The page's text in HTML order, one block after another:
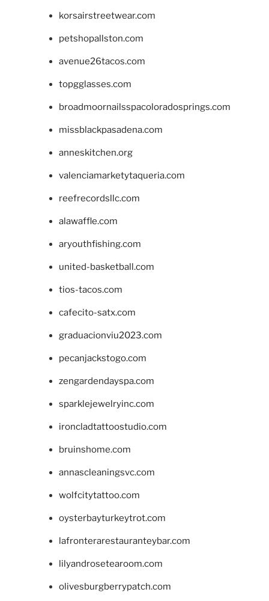
korsairstreetwear.com
petshopallston.com
avenue26tacos.com
topgglasses.com
broadmoornailsspacoloradosprings.com
missblackpasadena.com
anneskitchen.org
valenciamarketytaqueria.com
reefrecordsllc.com
alawaffle.com
aryouthfishing.com
united-basketball.com
tios-tacos.com
cafecito-satx.com
graduacionviu2023.com
pecanjackstogo.com
zengardendayspa.com
sparklejewelryinc.com
ironcladtattoostudio.com
bruinshome.com
annascleaningsvc.com
wolfcitytattoo.com
oysterbayturkeytrot.com
lafronterarestauranteybar.com
lilyandrosetearoom.com
olivesburgberrypatch.com